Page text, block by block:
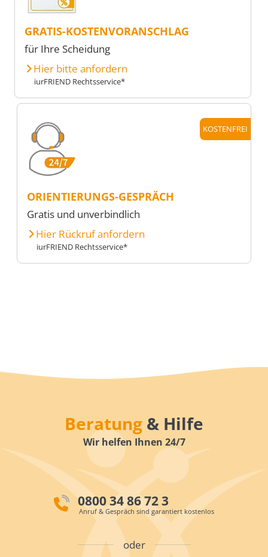
GRATIS-KOSTENVORANSCHLAG
für Ihre Scheidung
Hier bitte anfordern
iurFRIEND Rechtsservice*
KOSTENFREI
ORIENTIERUNGS-GESPRÄCH
Gratis und unverbindlich
Hier Rückruf anfordern
iurFRIEND Rechtsservice*
Beratung & Hilfe
Wir helfen Ihnen 24/7
0800 34 86 72 3
Anruf & Gespräch sind garantiert kostenlos
oder